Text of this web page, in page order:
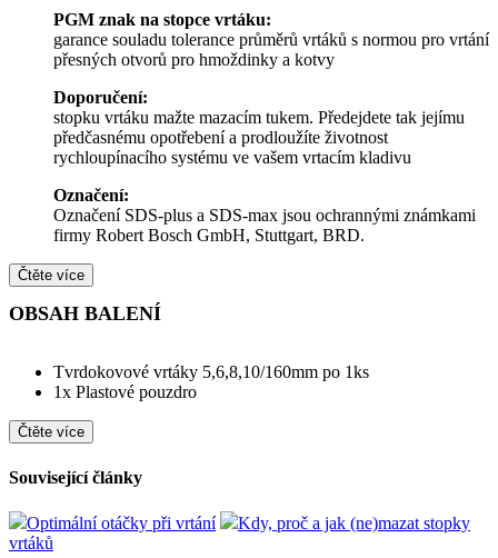
PGM znak na stopce vrtáku:
garance souladu tolerance průměrů vrtáků s normou pro vrtání
přesných otvorů pro hmoždinky a kotvy
Doporučení:
stopku vrtáku mažte mazacím tukem. Předejdete tak jejímu
předčasnému opotřebení a prodloužíte životnost
rychloupínacího systému ve vašem vrtacím kladivu
Označení:
Označení SDS-plus a SDS-max jsou ochrannými známkami
firmy Robert Bosch GmbH, Stuttgart, BRD.
Čtěte více
OBSAH BALENÍ
Tvrdokovové vrtáky 5,6,8,10/160mm po 1ks
1x Plastové pouzdro
Čtěte více
Související články
Optimální otáčky při vrtání
Kdy, proč a jak (ne)mazat stopky
vrtáků